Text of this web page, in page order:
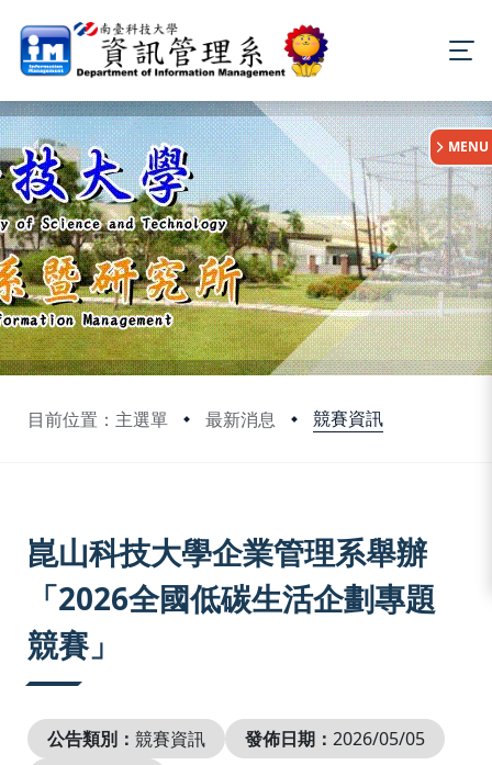
目前位置：主選單 最新消息 競賽資訊
:::
MENU
崑山科技大學企業管理系舉辦
「2026全國低碳生活企劃專題
競賽」
公告類別： 競賽資訊 發佈日期： 2026/05/05